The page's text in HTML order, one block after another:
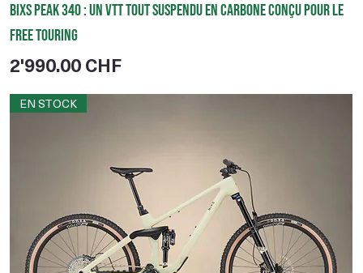
BIXS Peak 340 : un VTT tout suspendu en carbone conçu pour le
Free Touring
Prix
2'990.00 CHF
EN STOCK